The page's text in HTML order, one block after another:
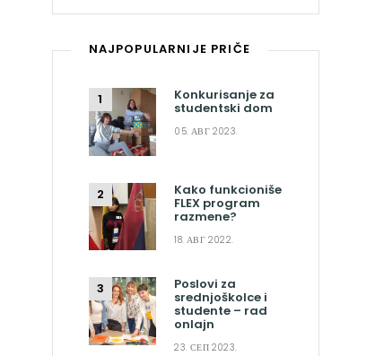
NAJPOPULARNIJE PRIČE
Konkurisanje za
studentski dom
05. АВГ 2023.
Kako funkcioniše
FLEX program
razmene?
18. АВГ 2022.
Poslovi za
srednjoškolce i
studente – rad
onlajn
23. СЕП 2023.